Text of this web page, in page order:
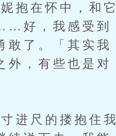
抱在怀中，和它
好，我感受到
敢了。「其实我
外，有些也是对
进尺的搂抱住我